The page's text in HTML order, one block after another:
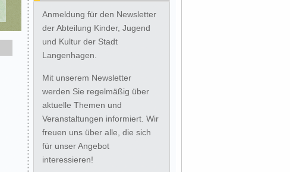
Anmeldung für den Newsletter
der Abteilung Kinder, Jugend
und Kultur der Stadt
Langenhagen.
Mit unserem Newsletter
werden Sie regelmäßig über
aktuelle Themen und
Veranstaltungen informiert. Wir
freuen uns über alle, die sich
für unser Angebot
interessieren!